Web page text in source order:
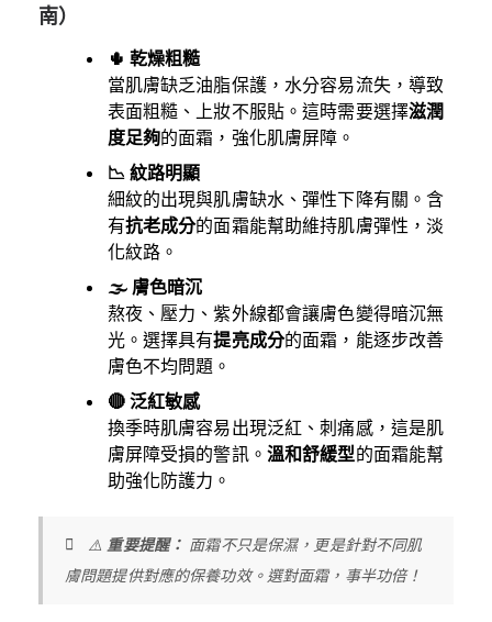
南）
🌵 乾燥粗糙
當肌膚缺乏油脂保護，水分容易流失，導致
表面粗糙、上妝不服貼。這時需要選擇滋潤
度足夠的面霜，強化肌膚屏障。
📉 紋路明顯
細紋的出現與肌膚缺水、彈性下降有關。含
有抗老成分的面霜能幫助維持肌膚彈性，淡
化紋路。
🌫️ 膚色暗沉
熬夜、壓力、紫外線都會讓膚色變得暗沉無
光。選擇具有提亮成分的面霜，能逐步改善
膚色不均問題。
🔴 泛紅敏感
換季時肌膚容易出現泛紅、刺痛感，這是肌
膚屏障受損的警訊。 溫和舒緩型的面霜能幫
助強化防護力。
⚠️重要提醒： 面霜不只是保濕，更是針對不同肌
膚問題提供對應的保養功效。選對面霜，事半功倍！